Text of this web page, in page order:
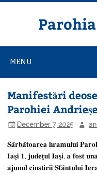
Skip
MENU
Manifestări
Parohiei
December 7, 2025
𝐒𝐚̆𝐫𝐛𝐚̆𝐭𝐨𝐚𝐫𝐞𝐚 𝐡𝐫𝐚𝐦𝐮𝐥𝐮𝐢
𝐈𝐚𝐬̧𝐢 𝟏, 𝐣𝐮𝐝𝐞𝐭̧𝐮𝐥 𝐈𝐚𝐬̧𝐢, 𝐚 𝐟𝐨𝐬𝐭
𝐚𝐣𝐮𝐧𝐮𝐥 𝐜𝐢𝐧𝐬𝐭𝐢𝐫𝐢𝐢 𝐒𝐟𝐚̂𝐧𝐭𝐮𝐥𝐮𝐢